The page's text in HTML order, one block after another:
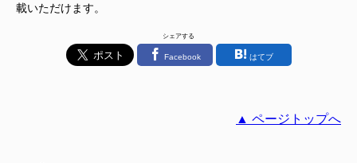
載いただけます。
シェアする
Facebook はてブ
▲ ページトップへ